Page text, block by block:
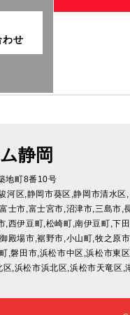
わせ
静岡
地町8番10号
河区,静岡市葵区,静岡市清水区,
士市,富士宮市,沼津市,三島市,
,西伊豆町,松崎町,南伊豆町,下
殿場市,裾野市,小山町,牧之原
,磐田市,浜松市中区,浜松市東
,浜松市浜北区,浜松市天竜区,